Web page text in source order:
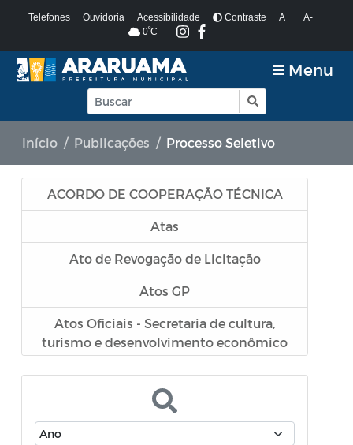
Telefones Ouvidoria Acessibilidade Contraste A+
A-
0ºC
Menu
Início Publicações Processo Seletivo
ACORDO DE COOPERAÇÃO TÉCNICA
Atas
Ato de Revogação de Licitação
Atos GP
Atos Oficiais - Secretaria de cultura,
turismo e desenvolvimento econômico
Atos Oficiais - Secretaria de Educação
Atos Oficiais - Secretaria de Fazenda e
Planejamento